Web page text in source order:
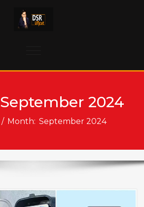
September 2024
/ Month: September 2024